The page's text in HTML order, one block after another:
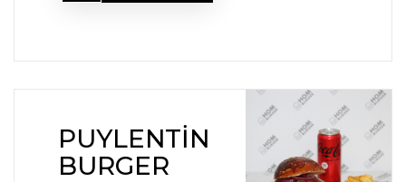
PUYLENTİN
BURGER